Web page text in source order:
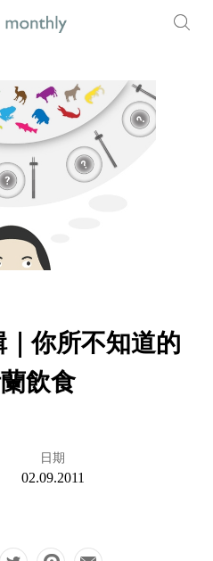
你所不知道的
飲食
日期
02.09.2011